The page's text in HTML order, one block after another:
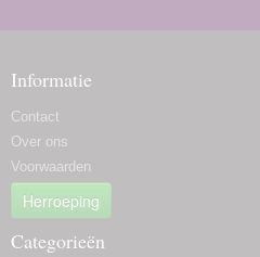
Informatie
Contact
Over ons
Voorwaarden
Herroeping
Categorieën